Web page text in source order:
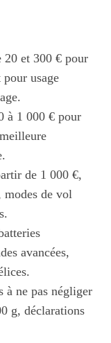
20 et 300 € pour
usage
à 1 000 € pour
de 1 000 €,
modes de vol
avancées,
à ne pas négliger
g, déclarations